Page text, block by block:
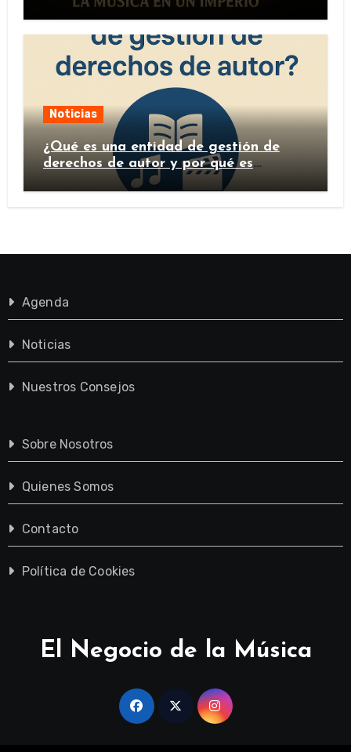
Noticias
¿Qué es una entidad de gestión de
derechos de autor y por qué es
importante?
Agenda
Noticias
Nuestros Consejos
Sobre Nosotros
Quienes Somos
Contacto
Política de Cookies
El Negocio de la Música